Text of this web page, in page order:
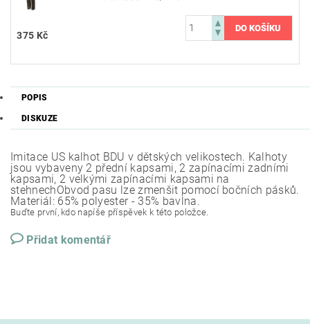
375 Kč
POPIS
DISKUZE
Imitace US kalhot BDU v dětských velikostech. Kalhoty
jsou vybaveny 2 přední kapsami, 2 zapínacími zadními
kapsami, 2 velkými zapínacími kapsami na
stehnechObvod pasu lze zmenšit pomocí bočních pásků.
Materiál: 65% polyester - 35% bavlna.
Buďte první, kdo napíše příspěvek k této položce.
Přidat komentář